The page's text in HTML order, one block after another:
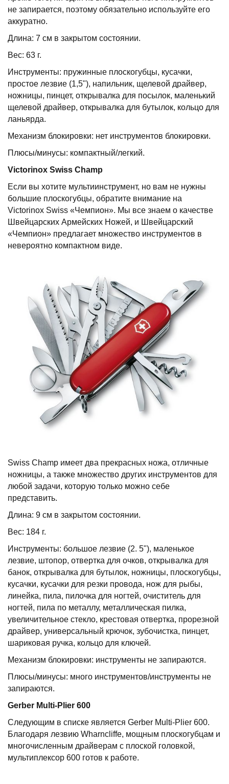
не запирается, поэтому обязательно используйте его
аккуратно.
Длина: 7 см в закрытом состоянии.
Вес: 63 г.
Инструменты: пружинные плоскогубцы, кусачки,
простое лезвие (1,5"), напильник, щелевой драйвер,
ножницы, пинцет, открывалка для посылок, маленький
щелевой драйвер, открывалка для бутылок, кольцо для
ланьярда.
Механизм блокировки: нет инструментов блокировки.
Плюсы/минусы: компактный/легкий.
Victorinox Swiss Champ
Если вы хотите мультиинструмент, но вам не нужны
большие плоскогубцы, обратите внимание на
Victorinox Swiss «Чемпион». Мы все знаем о качестве
Швейцарских Армейских Ножей, и Швейцарский
«Чемпион» предлагает множество инструментов в
невероятно компактном виде.
Swiss Champ имеет два прекрасных ножа, отличные
ножницы, а также множество других инструментов для
любой задачи, которую только можно себе
представить.
Длина: 9 см в закрытом состоянии.
Вес: 184 г.
Инструменты: большое лезвие (2. 5"), маленькое
лезвие, штопор, отвертка для очков, открывалка для
банок, открывалка для бутылок, ножницы, плоскогубцы,
кусачки, кусачки для резки провода, нож для рыбы,
линейка, пила, пилочка для ногтей, очиститель для
ногтей, пила по металлу, металлическая пилка,
увеличительное стекло, крестовая отвертка, прорезной
драйвер, универсальный крючок, зубочистка, пинцет,
шариковая ручка, кольцо для ключей.
Механизм блокировки: инструменты не запираются.
Плюсы/минусы: много инструментов/инструменты не
запираются.
Gerber Multi-Plier 600
Следующим в списке является Gerber Multi-Plier 600.
Благодаря лезвию Wharncliffe, мощным плоскогубцам и
многочисленным драйверам с плоской головкой,
мультиплексор 600 готов к работе.